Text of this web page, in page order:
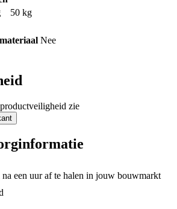
50 kg
Nee
zie
na een uur af te halen in jouw bouwmarkt